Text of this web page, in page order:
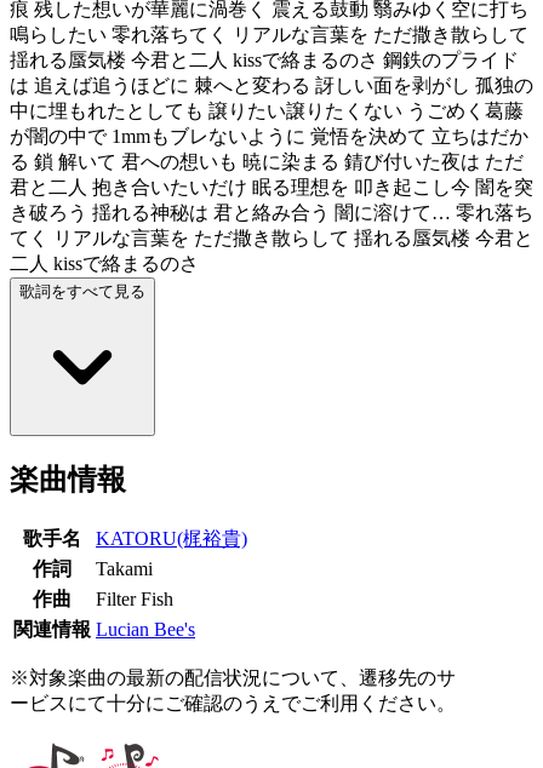
痕 残した想いが華麗に渦巻く 震える鼓動 翳みゆく空に打ち
鳴らしたい 零れ落ちてく リアルな言葉を ただ撒き散らして
揺れる蜃気楼 今君と二人 kissで絡まるのさ 鋼鉄のプライド
は 追えば追うほどに 棘へと変わる 訝しい面を剥がし 孤独の
中に埋もれたとしても 譲りたい譲りたくない うごめく葛藤
が闇の中で 1mmもブレないように 覚悟を決めて 立ちはだか
る 鎖 解いて 君への想いも 暁に染まる 錆び付いた夜は ただ
君と二人 抱き合いたいだけ 眠る理想を 叩き起こし今 闇を突
き破ろう 揺れる神秘は 君と絡み合う 闇に溶けて… 零れ落ち
てく リアルな言葉を ただ撒き散らして 揺れる蜃気楼 今君と
二人 kissで絡まるのさ
歌詞をすべて見る
楽曲情報
歌手名
KATORU(梶裕貴)
作詞
Takami
作曲
Filter Fish
関連情報 Lucian Bee's
※対象楽曲の最新の配信状況について、遷移先のサ
ービスにて十分にご確認のうえでご利用ください。